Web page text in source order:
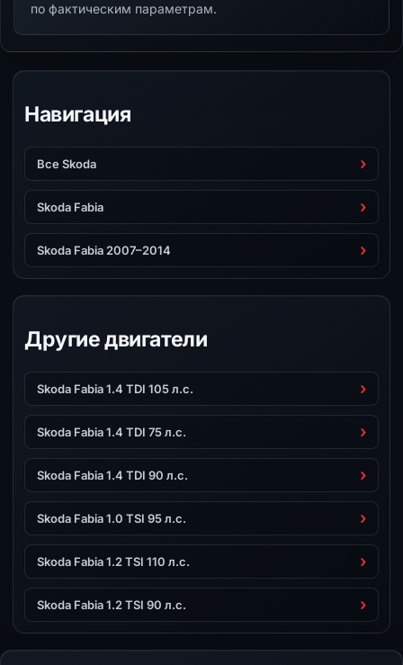
по фактическим параметрам.
Навигация
Все Skoda
Skoda Fabia
Skoda Fabia 2007–2014
Другие двигатели
Skoda Fabia 1.4 TDI 105 л.с.
Skoda Fabia 1.4 TDI 75 л.с.
Skoda Fabia 1.4 TDI 90 л.с.
Skoda Fabia 1.0 TSI 95 л.с.
Skoda Fabia 1.2 TSI 110 л.с.
Skoda Fabia 1.2 TSI 90 л.с.